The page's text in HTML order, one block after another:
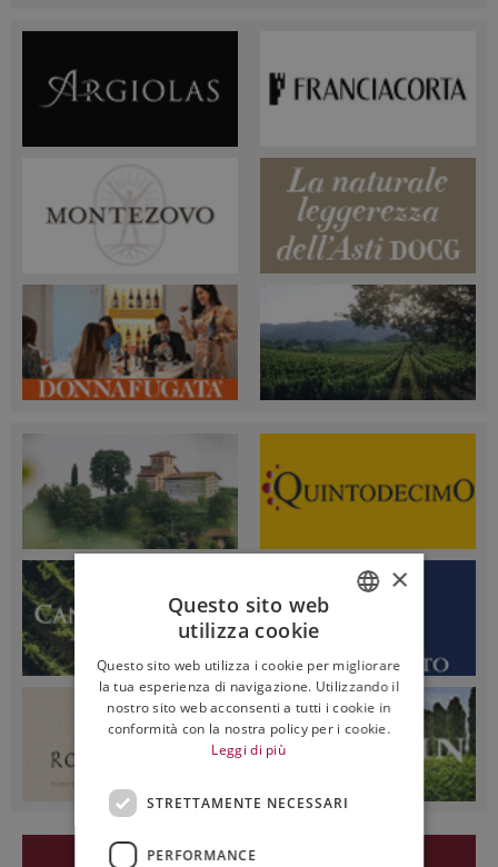
ENGLISH
×
Questo sito web
utilizza cookie
Questo sito web utilizza i cookie per migliorare
la tua esperienza di navigazione. Utilizzando il
nostro sito web acconsenti a tutti i cookie in
conformità con la nostra policy per i cookie.
Leggi di più
STRETTAMENTE NECESSARI
PERFORMANCE